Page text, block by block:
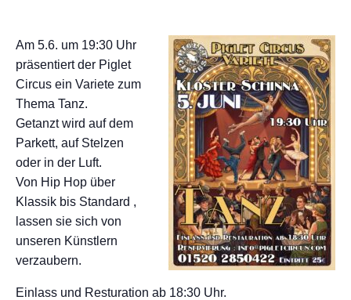
Am 5.6. um 19:30 Uhr
präsentiert der Piglet
Circus ein Variete zum
Thema Tanz.
Getanzt wird auf dem
Parkett, auf Stelzen
oder in der Luft.
Von Hip Hop über
Klassik bis Standard ,
lassen sie sich von
unseren Künstlern
verzaubern.
Einlass und Resturation ab 18:30 Uhr.